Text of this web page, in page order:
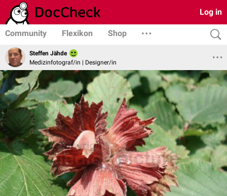
Log in
Community Flexikon Shop
Steffen Jähde
Medizinfotograf/in | Designer/in